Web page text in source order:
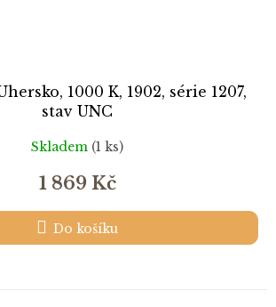
1000 K, 1902, série 1207,
stav UNC
Skladem (1 ks)
1 869 Kč
Do košíku